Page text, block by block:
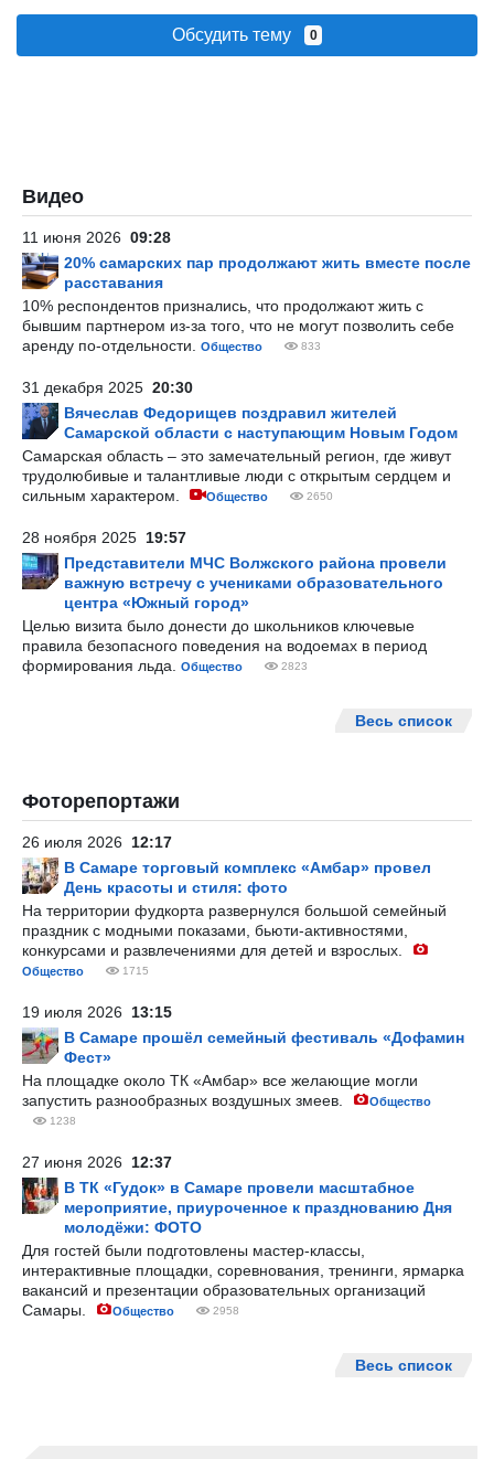
Обсудить тему 0
Видео
11 июня 2026 09:28
20% самарских пар продолжают жить вместе после
расставания
10% респондентов признались, что продолжают жить с
бывшим партнером из-за того, что не могут позволить себе
аренду по-отдельности.
Общество 833
31 декабря 2025 20:30
Вячеслав Федорищев поздравил жителей
Самарской области с наступающим Новым Годом
Самарская область – это замечательный регион, где живут
трудолюбивые и талантливые люди с открытым сердцем и
сильным характером.
Общество 2650
28 ноября 2025 19:57
Представители МЧС Волжского района провели
важную встречу с учениками образовательного
центра «Южный город»
Целью визита было донести до школьников ключевые
правила безопасного поведения на водоемах в период
формирования льда.
Общество 2823
Весь список
Фоторепортажи
26 июля 2026 12:17
В Самаре торговый комплекс «Амбар» провел
День красоты и стиля: фото
На территории фудкорта развернулся большой семейный
праздник с модными показами, бьюти-активностями,
конкурсами и развлечениями для детей и взрослых.
Общество 1715
19 июля 2026 13:15
В Самаре прошёл семейный фестиваль «Дофамин
Фест»
На площадке около ТК «Амбар» все желающие могли
запустить разнообразных воздушных змеев.
Общество
1238
27 июня 2026 12:37
В ТК «Гудок» в Самаре провели масштабное
мероприятие, приуроченное к празднованию Дня
молодёжи: ФОТО
Для гостей были подготовлены мастер-классы,
интерактивные площадки, соревнования, тренинги, ярмарка
вакансий и презентации образовательных организаций
Самары.
Общество 2958
Весь список